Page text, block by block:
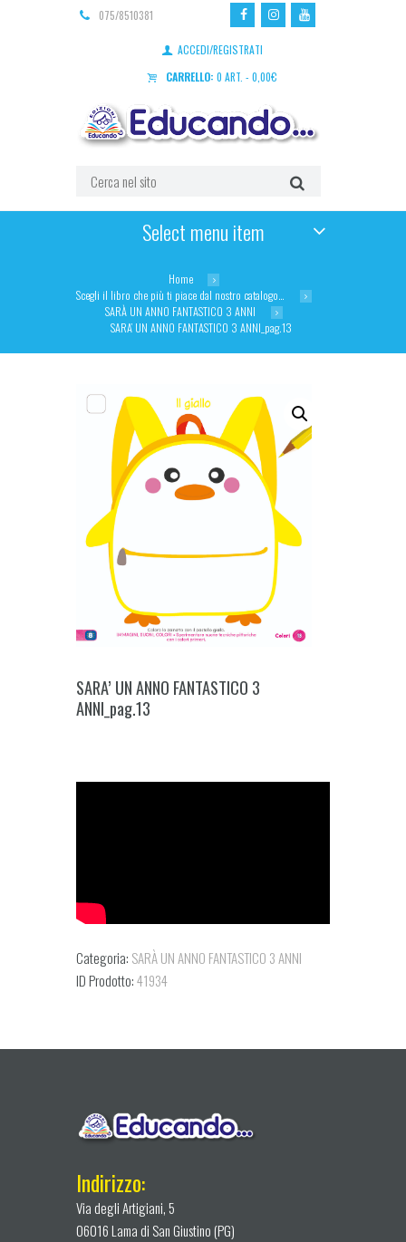
075/8510381
ACCEDI/REGISTRATI
CARRELLO: 0 ART. - 0,00€
Select menu item
Home
Scegli il libro che più ti piace dal nostro catalogo…
SARÀ UN ANNO FANTASTICO 3 ANNI
SARA’ UN ANNO FANTASTICO 3 ANNI_pag.13
SARA’ UN ANNO FANTASTICO 3
ANNI_pag.13
Categoria: SARÀ UN ANNO FANTASTICO 3 ANNI
ID Prodotto:41934
Indirizzo:
Via degli Artigiani, 5
06016 Lama di San Giustino (PG)